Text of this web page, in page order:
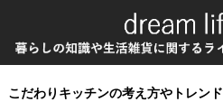
こだわりキッチンの考え方やトレンド